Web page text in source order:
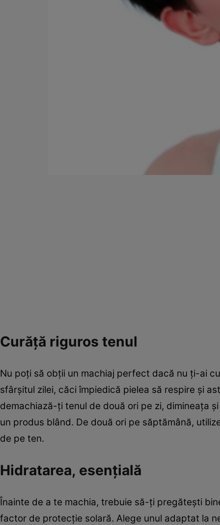
Curăţă riguros tenul
Nu poţi să obţii un machiaj perfect dacă nu ţi-ai
sfârşitul zilei, căci împiedică pielea să respire şi
demachiază-ţi tenul de două ori pe zi, dimineaţa
un produs blând. De două ori pe săptămână,
de pe ten.
Hidratarea, esenţială
Înainte de a te machia, trebuie să-ţi pregăteşti
factor de protecţie solară. Alege unul adaptat la